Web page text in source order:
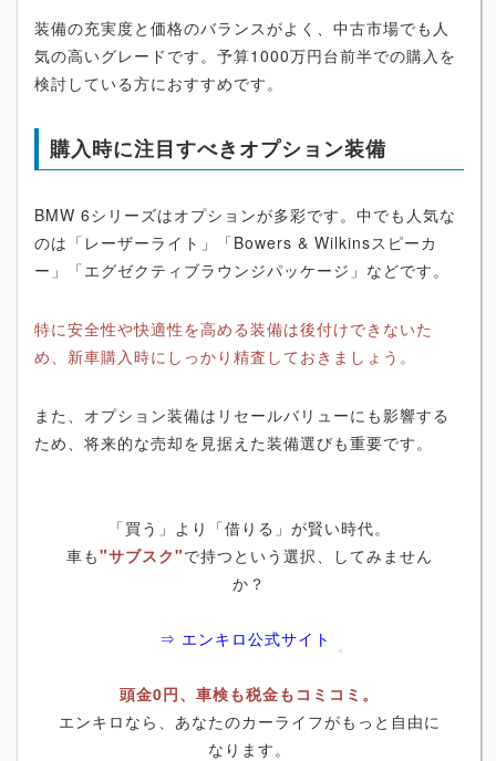
装備の充実度と価格のバランスがよく、中古市場でも人
気の高いグレードです。予算1000万円台前半での購入を
検討している方におすすめです。
購入時に注目すべきオプション装備
BMW 6シリーズはオプションが多彩です。中でも人気な
のは「レーザーライト」「Bowers & Wilkinsスピーカ
ー」「エグゼクティブラウンジパッケージ」などです。
特に安全性や快適性を高める装備は後付けできないた
め、新車購入時にしっかり精査しておきましょう。
また、オプション装備はリセールバリューにも影響する
ため、将来的な売却を見据えた装備選びも重要です。
「買う」より「借りる」が賢い時代。
車も"サブスク"で持つという選択、してみません
か？
⇒ エンキロ公式サイト
頭金0円、車検も税金もコミコミ。
エンキロなら、あなたのカーライフがもっと自由に
なります。